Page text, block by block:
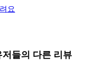
요
저들의 다른 리뷰